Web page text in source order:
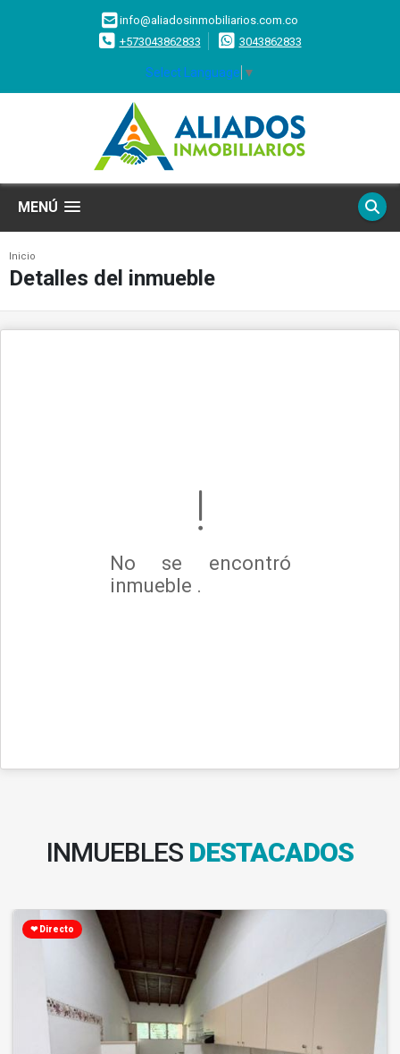
info@aliadosinmobiliarios.com.co
+573043862833
3043862833
Select Language ▼
MENÚ
Inicio
Detalles del inmueble
No se encontró
inmueble .
INMUEBLES DESTACADOS
❤ Directo